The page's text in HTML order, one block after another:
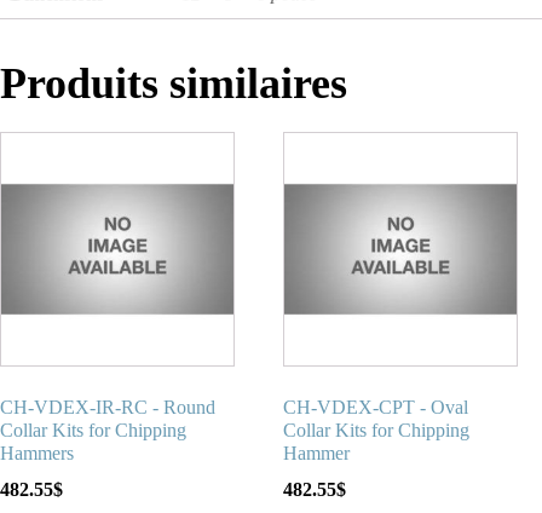
Produits similaires
CH-VDEX-IR-RC - Round
Collar Kits for Chipping
Hammers
482.55$
CH-VDEX-CPT - Oval
Collar Kits for Chipping
Hammer
482.55$